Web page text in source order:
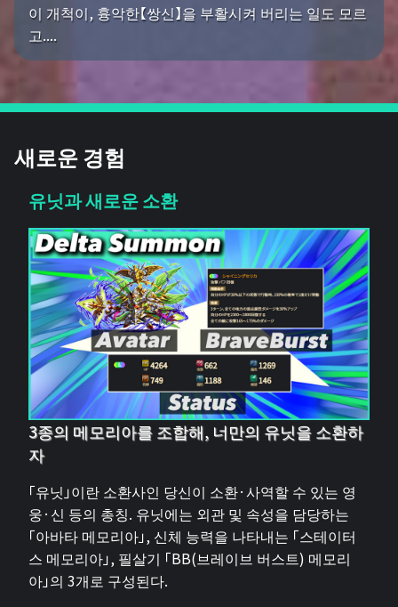
이 개척이, 흉악한【쌍신】을 부활시켜 버리는 일도 모르
고....
새로운 경험
유닛과 새로운 소환
3종의 메모리아를 조합해, 너만의 유닛을 소환하
자
「유닛」이란 소환사인 당신이 소환·사역할 수 있는 영
웅·신 등의 총칭. 유닛에는 외관 및 속성을 담당하는
「아바타 메모리아」, 신체 능력을 나타내는 「스테이터
스 메모리아」, 필살기 「BB(브레이브 버스트) 메모리
아」의 3개로 구성된다.